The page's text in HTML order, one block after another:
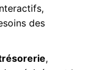
des
,